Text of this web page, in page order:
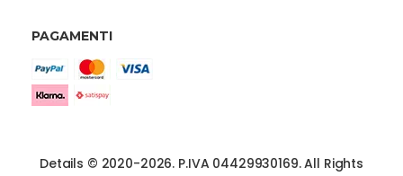
PAGAMENTI
Details © 2020-2026. P.IVA 04429930169. All Rights